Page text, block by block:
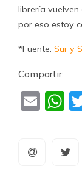
librería vuelven
por eso estoy
*Fuente: Sur y
Compartir: